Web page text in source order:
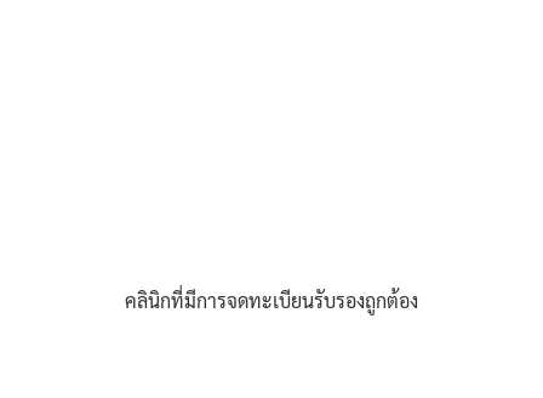
คลินิกที่มีการจดทะเบียนรับรองถูกต้อง